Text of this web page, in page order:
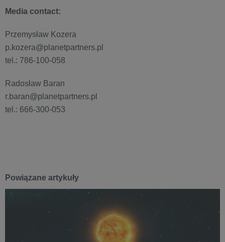
Media contact:
Przemysław Kozera
p.kozera@planetpartners.pl
tel.: 786-100-058
Radosław Baran
r.baran@planetpartners.pl
tel.: 666-300-053
Powiązane artykuły